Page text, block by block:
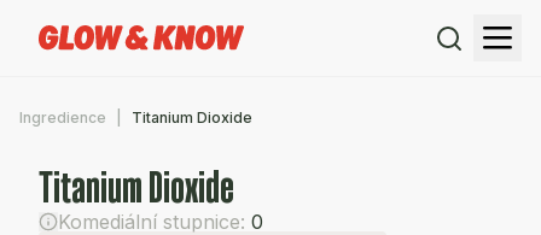
Ingredience Titanium Dioxide
Titanium Dioxide
Komediální stupnice: 0